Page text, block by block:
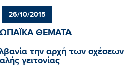
26/10/2015
ΘΕΜΑΤΑ
την αρχή των σχέσεων
γειτονίας